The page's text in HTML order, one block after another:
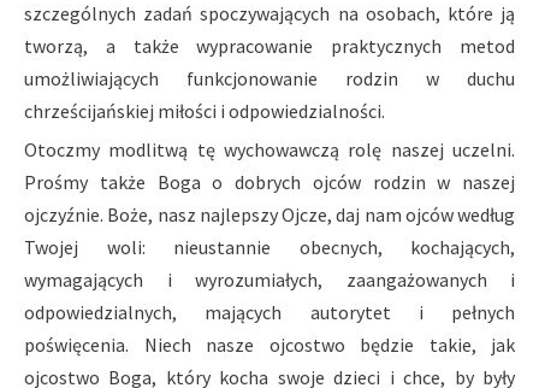
szczególnych zadań spoczywających na osobach, które ją
tworzą, a także wypracowanie praktycznych metod
umożliwiających funkcjonowanie rodzin w duchu
chrześcijańskiej miłości i odpowiedzialności.
Otoczmy modlitwą tę wychowawczą rolę naszej uczelni.
Prośmy także Boga o dobrych ojców rodzin w naszej
ojczyźnie. Boże, nasz najlepszy Ojcze, daj nam ojców według
Twojej woli: nieustannie obecnych, kochających,
wymagających i wyrozumiałych, zaangażowanych i
odpowiedzialnych, mających autorytet i pełnych
poświęcenia. Niech nasze ojcostwo będzie takie, jak
ojcostwo Boga, który kocha swoje dzieci i chce, by były